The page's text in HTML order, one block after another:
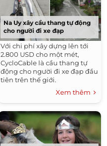
Na Uy xây cầu thang tự động
cho người đi xe đạp
Với chi phí xây dựng lên tới
2.800 USD cho một mét,
CycloCable là cầu thang tự
động cho người đi xe đạp đầu
tiên trên thế giới.
Xem thêm